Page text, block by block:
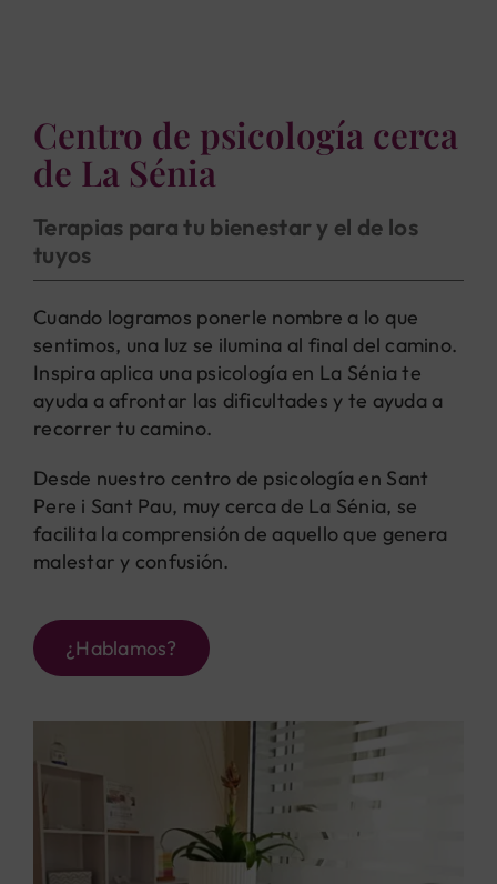
Centro de psicología cerca
de La Sénia
Terapias para tu bienestar y el de los
tuyos
Cuando logramos ponerle nombre a lo que
sentimos, una luz se ilumina al final del camino.
Inspira aplica una psicología en La Sénia te
ayuda a afrontar las dificultades y te ayuda a
recorrer tu camino.
Desde nuestro centro de psicología en Sant
Pere i Sant Pau, muy cerca de La Sénia, se
facilita la comprensión de aquello que genera
malestar y confusión.
¿Hablamos?